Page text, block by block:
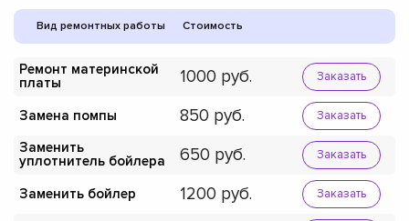
Вид ремонтных работы Стоимость
Ремонт материнской
платы
1000 Заказать
Замена помпы 850 Заказать
Заменить
уплотнитель бойлера
650 Заказать
Заменить бойлер 1200 Заказать